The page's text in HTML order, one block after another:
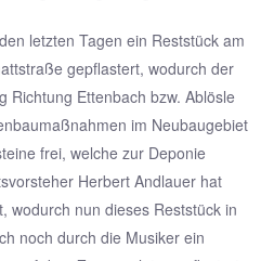
letzten Tagen ein Reststück am
gepflastert, wodurch der
Richtung Ettenbach bzw. Ablösle
im Neubaugebiet
frei, welche zur Deponie
Herbert Andlauer hat
wodurch nun dieses Reststück in
noch durch die Musiker ein